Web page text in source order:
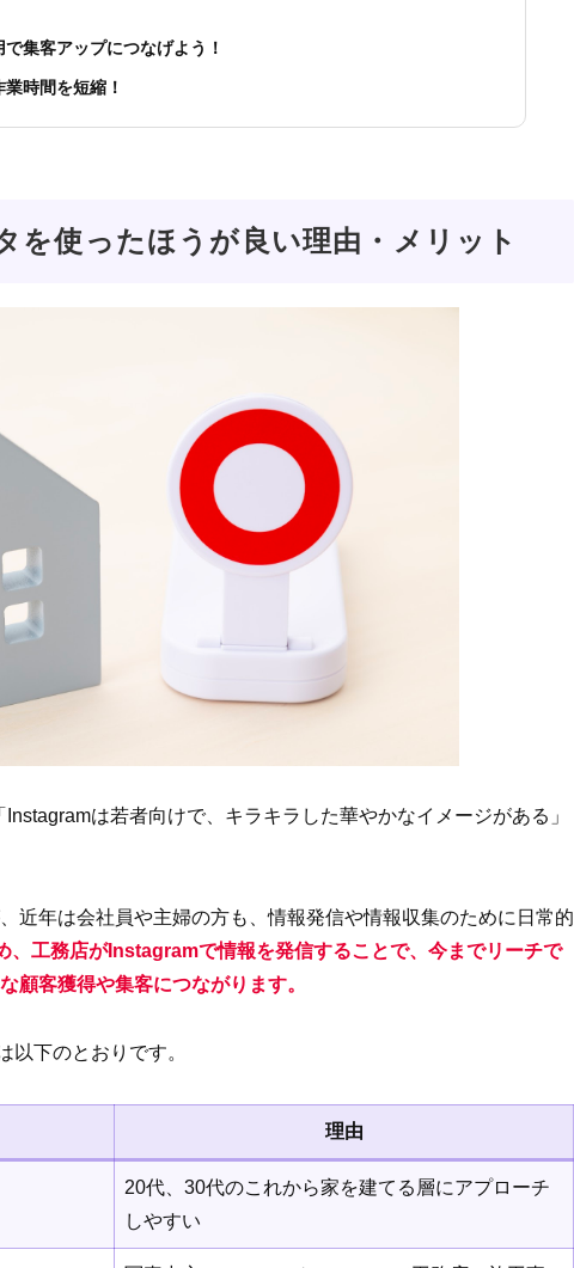
集客アップにつなげよう！
時間を短縮！
を使ったほうが良い理由・メリット
は若者向けで、キラキラした華やかなイメージがある」
近年は会社員や主婦の方も、情報発信や情報収集のために日常的
、工務店がInstagramで情報を発信することで、今までリーチで
顧客獲得や集客につながります。
以下のとおりです。
理由
20代、30代のこれから家を建てる層にアプローチ
しやすい